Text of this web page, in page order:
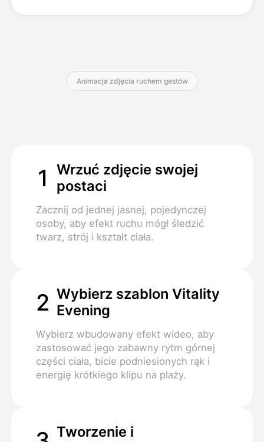
Animacja zdjęcia ruchem gestów
1
Wrzuć zdjęcie swojej
postaci
Zacznij od jednej jasnej, pojedynczej
osoby, aby efekt ruchu mógł śledzić
twarz, strój i kształt ciała.
2 Wybierz szablon Vitality
Evening
Wybierz wbudowany efekt wideo, aby
zastosować jego zabawny rytm górnej
części ciała, bicie podniesionych rąk i
energię krótkiego klipu na plaży.
Tworzenie i